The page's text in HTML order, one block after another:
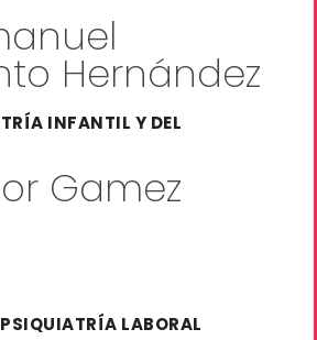
Hernández
INFANTIL Y DEL
Gamez
LABORAL